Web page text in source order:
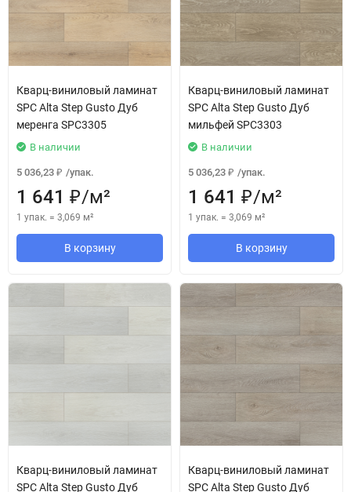
Кварц-виниловый ламинат
SPC Alta Step Gusto Дуб
меренга SPC3305
В наличии
5 036,23 ₽ /упак.
1 641 ₽/м²
1 упак. = 3,069 м²
В корзину
Кварц-виниловый ламинат
SPC Alta Step Gusto Дуб
мильфей SPC3303
В наличии
5 036,23 ₽ /упак.
1 641 ₽/м²
1 упак. = 3,069 м²
В корзину
Кварц-виниловый ламинат
SPC Alta Step Gusto Дуб
Кварц-виниловый ламинат
SPC Alta Step Gusto Дуб